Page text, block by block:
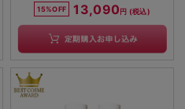
15%OFF
13,090円 (税込)